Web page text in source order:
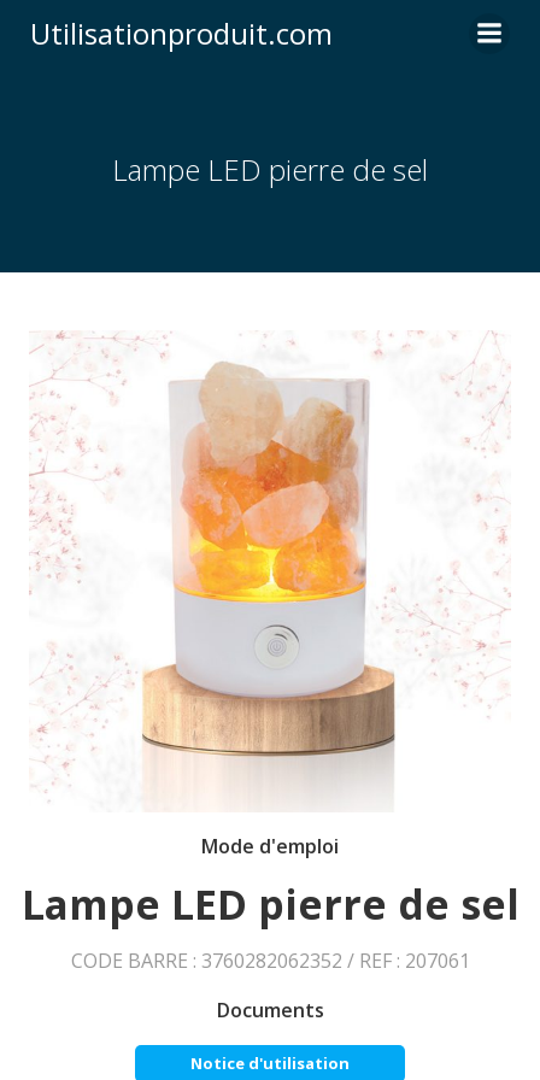
to
Utilisationproduit.com
Lampe LED pierre de sel
Mode d'emploi
Lampe LED pierre de sel
CODE BARRE : 3760282062352 / REF : 207061
Documents
Notice d'utilisation